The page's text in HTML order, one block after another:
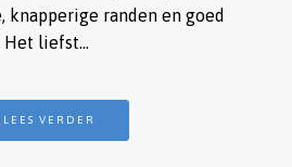
randen en goed
Het liefst…
LEES VERDER